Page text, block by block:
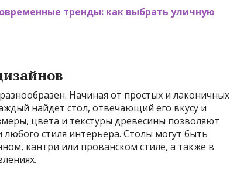
тренды: как выбрать уличную
Начиная от простых и лаконичных
найдет стол, отвечающий его вкусу и
цвета и текстуры древесины позволяют
стиля интерьера. Столы могут быть
кантри или прованском стиле, а также в